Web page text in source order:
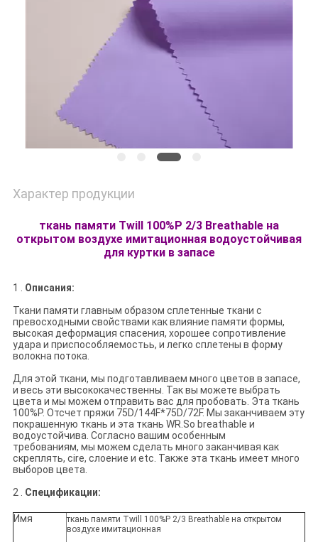
Характер продукции
ткань памяти Twill 100%P 2/3 Breathable на
открытом воздухе имитационная водоустойчивая
для куртки в запасе
1 . Описания:
Ткани памяти главным образом сплетенные ткани с
превосходными свойствами как влияние памяти формы,
высокая деформация спасения, хорошее сопротивление
удара и приспособляемостьь, и легко сплетены в форму
волокна потока.
Для этой ткани, мы подготавливаем много цветов в запасе,
и весь эти высококачественны. Так вы можете выбрать
цвета и мы можем отправить вас для пробовать. Эта ткань
100%P. Отсчет пряжи 75D/144F*75D/72F. Мы заканчиваем эту
покрашенную ткань и эта ткань WR.So breathable и
водоустойчива. Согласно вашим особенным
требованиям, мы можем сделать много заканчивая как
скреплять, cire, слоение и etc. Также эта ткань имеет много
выборов цвета.
2 . Спецификации:
Имя
ткань памяти Twill 100%P 2/3 Breathable на открытом
воздухе имитационная